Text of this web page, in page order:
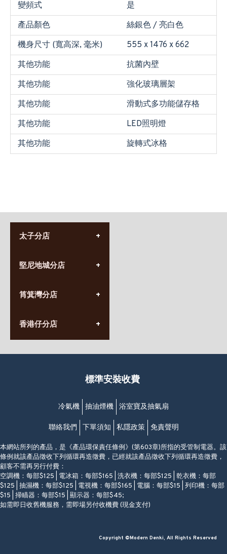
變頻式
是
產品顏色
絲銀色 / 亮白色
機身尺寸 (寬高深, 毫米)
555 x 1476 x 662
其他功能
抗菌內壁
其他功能
強化玻璃層架
其他功能
滑動式多功能儲存格
其他功能
LED照明燈
其他功能
旋轉式冰格
太子分店
營業時間:
九龍太子太子道西141號
堅尼地城分店
營業時間:
香港堅尼地城卑路乍街
(堅尼地城地鐵站B出口)
筲箕灣分店
營業時間:
(10:00am-20:30pm)
香港仔分店
營業時間:
香港香港仔成都道20-28號
(黃竹坑地鐵站轉4M專線小巴)
標準安裝收費
冷氣機 抽油煙機 浴室寶及抽氣扇
聯絡我們 下單須知 私隱政策 免責聲明
本網站所列的產品，是《產品環保責任條例》(第603章)所指的受管制電器。該
條例就該產品徵收下列循環再造徵費，已經就該產品徵收下列循環再造徵費，
顧客不需再另行付費：
空調機：每部$125 | 電冰箱：每部$165 | 洗衣機：每部$125 | 乾衣機：每部
$125 | 抽濕機：每部$125 | 電視機：每部$165 | 電腦：每部$15 | 列印機：每部
$15 | 掃瞄器：每部$15 | 顯示器：每部$45;
如需即日收舊機服務，需即場另付收機費 (現金支付)
Copyright ©Modern Denki, All Rights Reserved